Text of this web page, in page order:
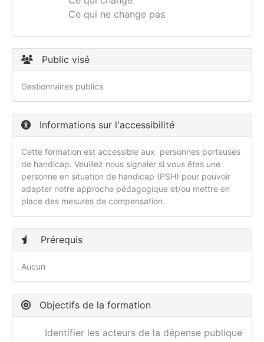
Ce qui ne change pas
Public visé
Gestionnaires publics
Informations sur l'accessibilité
Cette formation est accessible aux personnes porteuses
de handicap. Veuillez nous signaler si vous êtes une
personne en situation de handicap (PSH) pour pouvoir
adapter notre approche pédagogique et/ou mettre en
place des mesures de compensation.
Prérequis
Aucun
Objectifs de la formation
Identifier les acteurs de la dépense publique